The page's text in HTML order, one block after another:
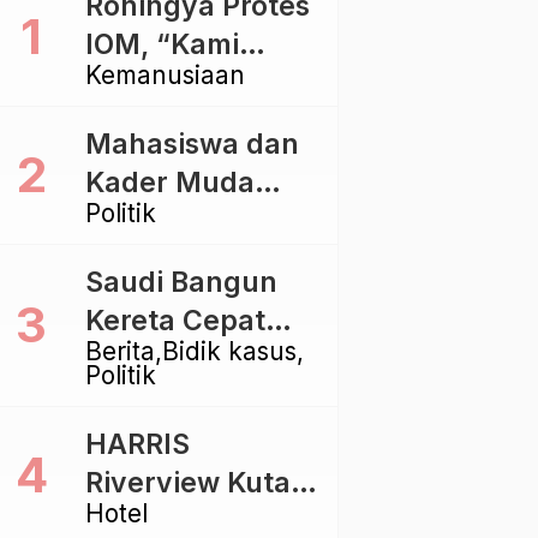
Kemanusiaan
IOM, “Kami
dibiarkan Mati
Politik
Mahasiswa dan
Kader Muda
Ramaikan Forum
Golkar di
Singaraja
Berita Bidik kasus
Politik
Saudi Bangun
Kereta Cepat
Rp112 Triliun,
Proyek Rp116
Triliun yang
Baru Sampai
Hotel
HARRIS
Riverview Kuta
Bali Tawarkan